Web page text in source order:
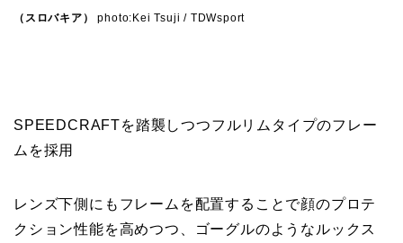
（スロバキア） photo:Kei Tsuji / TDWsport
SPEEDCRAFTを踏襲しつつフルリムタイプのフレー
ムを採用
レンズ下側にもフレームを配置することで顔のプロテ
クション性能を高めつつ、ゴーグルのようなルックス